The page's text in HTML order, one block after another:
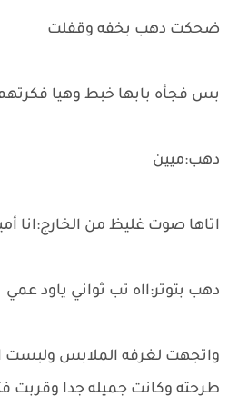
ضحكت دهب بخفه وقفلت
بس فجأه بابها خبط وهيا
دهب:ميين
اتاها صوت غليظ من الخارج:انا
دهب بتوتر:ااه تب ثواني ياود عمي
واتجهت لغرفه الملابس ولبست
طرحته وكانت جميله جدا وقربت